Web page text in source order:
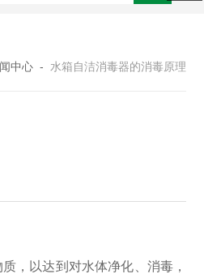
中心 - 水箱自洁消毒器的消毒原理
，以达到对水体净化、消毒，